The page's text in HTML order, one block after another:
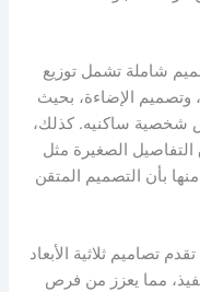
شاملة تشمل توزيع
وتصميم الإضاءة، بحيث
شخصية ساكنيه. كذلك،
الصغيرة مثل
بأن التصميم المتقن
تصاميم ثلاثية الأبعاد
مما يعزز من فرص